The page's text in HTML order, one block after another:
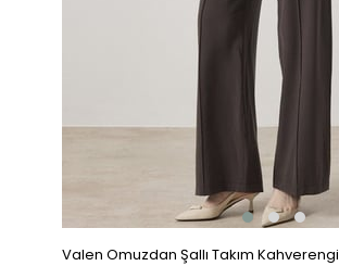
Valen Omuzdan Şallı Takım Kahverengi